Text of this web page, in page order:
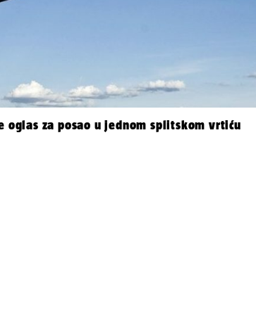
za posao u jednom splitskom vrtiću